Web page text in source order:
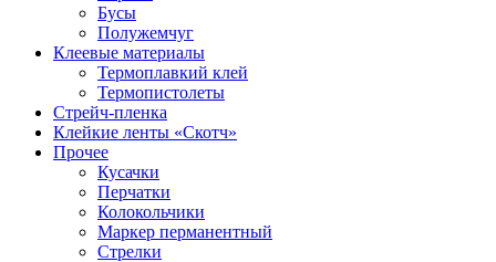
Бусы
Полужемчуг
Клеевые материалы
Термоплавкий клей
Термопистолеты
Стрейч-пленка
Клейкие ленты «Скотч»
Прочее
Кусачки
Перчатки
Колокольчики
Маркер перманентный
Стрелки